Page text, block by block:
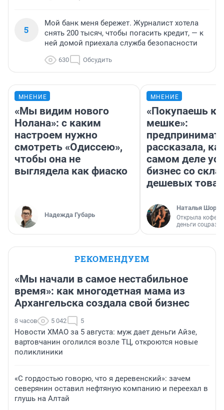
5
Мой банк меня бережет. Журналист хотела
снять 200 тысяч, чтобы погасить кредит, — к
ней домой приехала служба безопасности
630 Обсудить
МНЕНИЕ
«Мы видим нового
Нолана»: с каким
настроем нужно
смотреть «Одиссею»,
чтобы она не
выглядела как фиаско
Надежда Губарь
МНЕНИЕ
«Покупаешь
мешке»:
рассказала,
самом деле
бизнес со
дешевых
Наталья
Открыла
деньги
РЕКОМЕНДУЕМ
«Мы начали в самое нестабильное
время»: как многодетная мама из
Архангельска создала свой бизнес
8 часов 5 042 5
Новости ХМАО за 5 августа: муж дает деньги Айзе,
вартовчанин оголился возле ТЦ, откроются новые
поликлиники
«С гордостью говорю, что я деревенский»: зачем
северянин оставил нефтяную компанию и переехал в
глушь на Алтай